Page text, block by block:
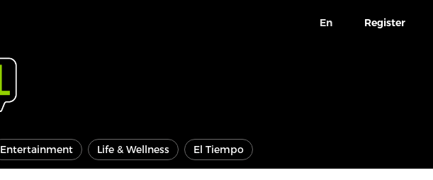
En Register
Entertainment Life & Wellness El Tiempo